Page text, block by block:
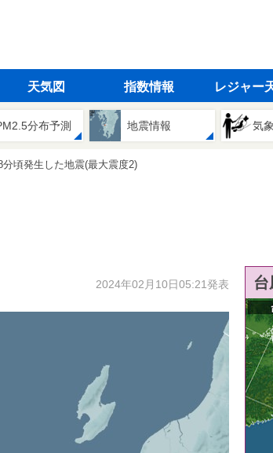
天気図 指数情報 レジャー
分布予測 地震情報 気
分頃発生した地震(最大震度2)
2024年02月10日05:21発表